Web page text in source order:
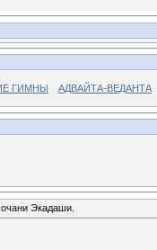
ГИМНЫ АДВАЙТА-ВЕДАНТА
Экадаши.